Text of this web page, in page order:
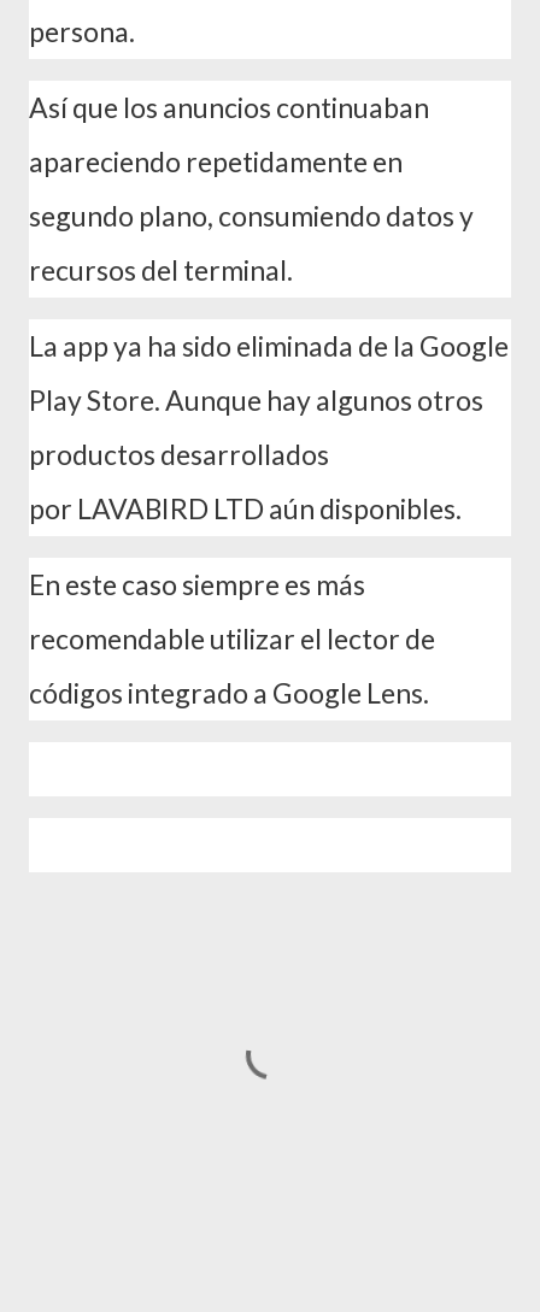
persona.
Así que los anuncios continuaban
apareciendo repetidamente en
segundo plano, consumiendo datos y
recursos del terminal.
La app ya ha sido eliminada de la Google
Play Store. Aunque hay algunos otros
productos desarrollados
por LAVABIRD LTD aún disponibles.
En este caso siempre es más
recomendable utilizar el lector de
códigos integrado a Google Lens.